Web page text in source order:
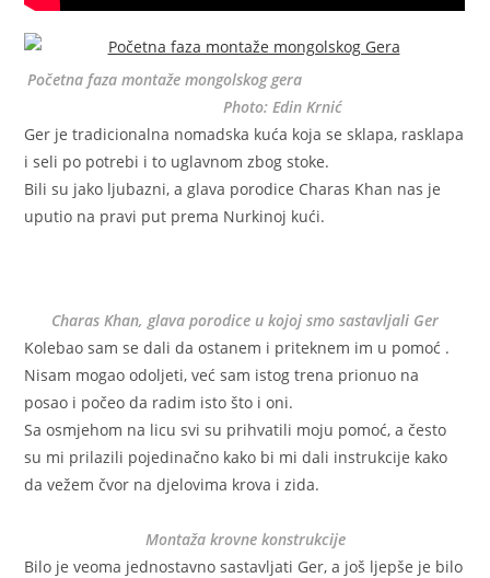
Početna faza montaže mongolskog gera
Photo: Edin Krnić
Ger je tradicionalna nomadska kuća koja se sklapa, rasklapa
i seli po potrebi i to uglavnom zbog stoke.
Bili su jako ljubazni, a glava porodice Charas Khan nas je
uputio na pravi put prema Nurkinoj kući.
Charas Khan, glava porodice u kojoj smo sastavljali Ger
Kolebao sam se dali da ostanem i priteknem im u pomoć .
Nisam mogao odoljeti, već sam istog trena prionuo na
posao i počeo da radim isto što i oni.
Sa osmjehom na licu svi su prihvatili moju pomoć, a često
su mi prilazili pojedinačno kako bi mi dali instrukcije kako
da vežem čvor na djelovima krova i zida.
Montaža krovne konstrukcije
Bilo je veoma jednostavno sastavljati Ger, a još ljepše je bilo